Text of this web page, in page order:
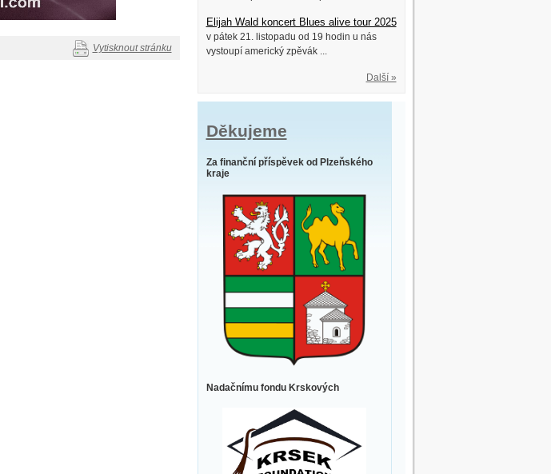
Vytisknout stránku
Elijah Wald koncert Blues alive tour 2025
v pátek 21. listopadu od 19 hodin u nás
vystoupí americký zpěvák ...
Další »
Děkujeme
Za finanční příspěvek od Plzeňského
kraje
Nadačnímu fondu Krskových